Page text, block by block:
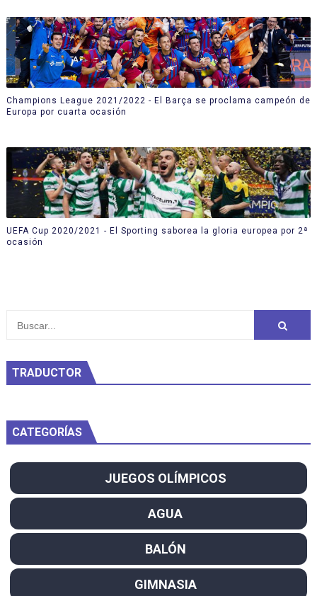
Champions League 2021/2022 - El Barça se proclama campeón de
Europa por cuarta ocasión
UEFA Cup 2020/2021 - El Sporting saborea la gloria europea por 2ª
ocasión
TRADUCTOR
CATEGORÍAS
JUEGOS OLÍMPICOS
AGUA
BALÓN
GIMNASIA